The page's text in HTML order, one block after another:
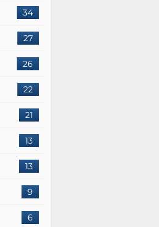
34
27
26
22
21
13
13
9
6